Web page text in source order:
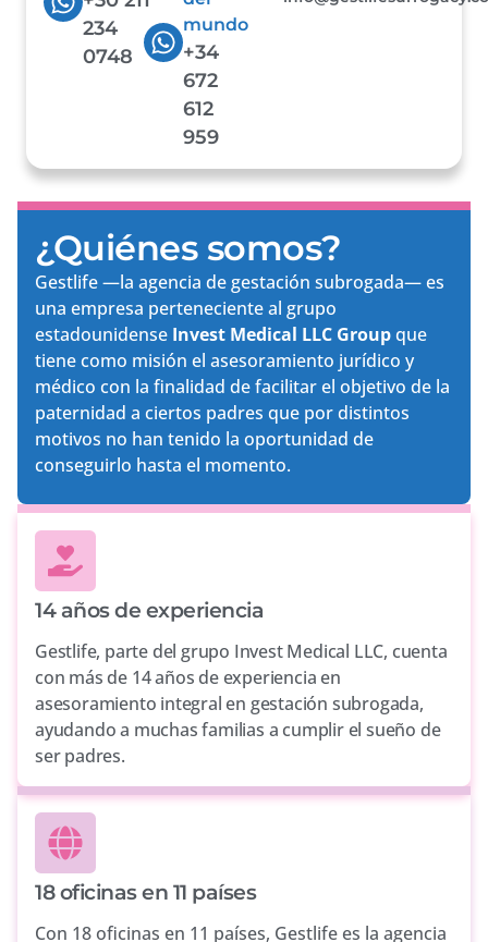
234
0748
mundo
+34
672
612
959
¿Quiénes somos?
Gestlife —la agencia de gestación subrogada— es
una empresa perteneciente al grupo
estadounidense Invest Medical LLC Groupque
tiene como misión el asesoramiento jurídico y
médico con la finalidad de facilitar el objetivo de la
paternidad a ciertos padres que por distintos
motivos no han tenido la oportunidad de
conseguirlo hasta el momento.
14 años de experiencia
Gestlife, parte del grupo Invest Medical LLC, cuenta
con más de 14 años de experiencia en
asesoramiento integral en gestación subrogada,
ayudando a muchas familias a cumplir el sueño de
ser padres.
18 oficinas en 11 países
Con 18 oficinas en 11 países, Gestlife es la agencia